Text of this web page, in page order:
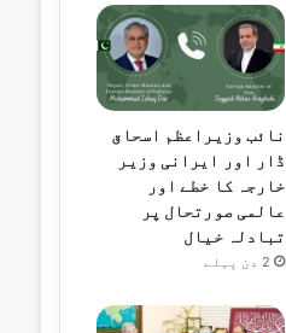
نائب وزیراعظم اسحاق
ڈار اور ایرانی وزیر
خارجہ کا خطے اور
عالمی صورتحال پر
تبادلہ خیال
2 دن پہلے